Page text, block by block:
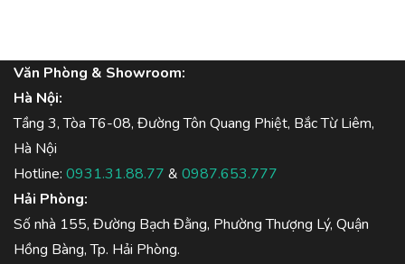
Văn Phòng & Showroom:
Hà Nội:
Tầng 3, Tòa T6-08, Đường Tôn Quang Phiệt, Bắc Từ Liêm,
Hà Nội
Hotline: 0931.31.88.77 & 0987.653.777
Hải Phòng:
Số nhà 155, Đường Bạch Đằng, Phường Thượng Lý, Quận
Hồng Bàng, Tp. Hải Phòng.